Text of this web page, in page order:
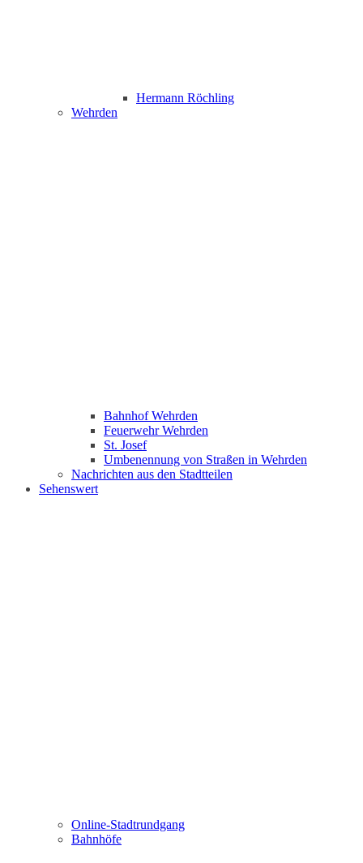
Hermann Röchling
Wehrden
Bahnhof Wehrden
Feuerwehr Wehrden
St. Josef
Umbenennung von Straßen in Wehrden
Nachrichten aus den Stadtteilen
Sehenswert
Online-Stadtrundgang
Bahnhöfe